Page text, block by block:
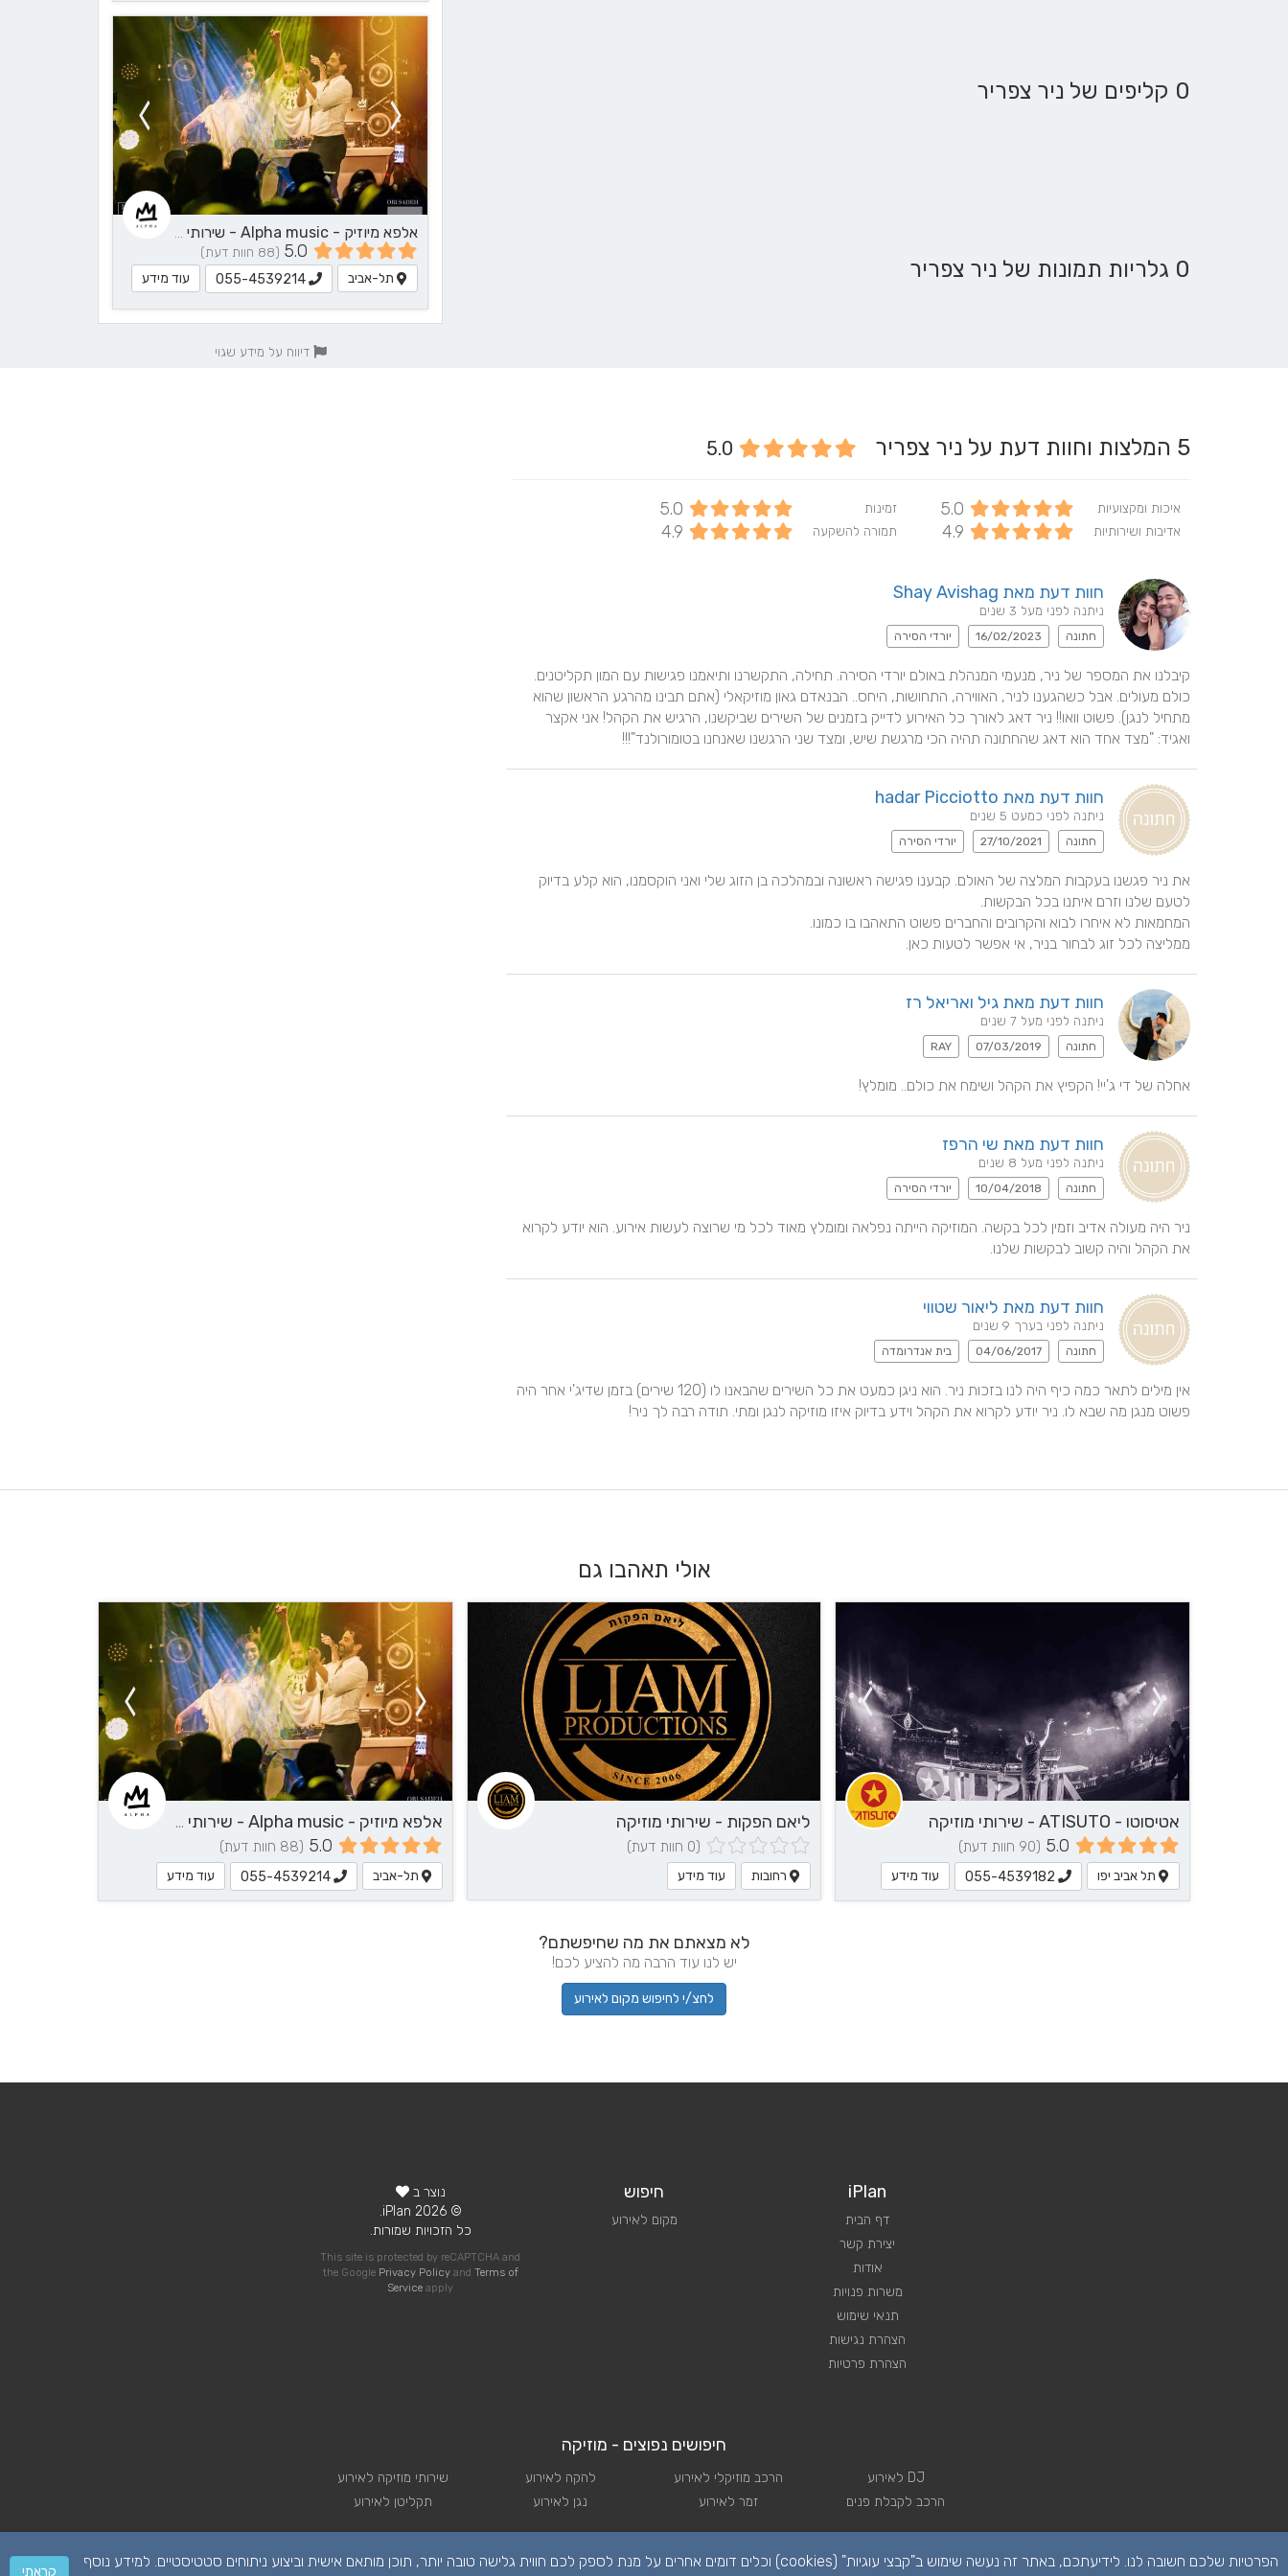
אלפא מיוזיק - Alpha music - שירותי מוזיקה
5.0 (88 חוות דעת)
תל-אביב 055-4539214 עוד מידע
דיווח על מידע שגוי
0 קליפים של ניר צפריר
0 גלריות תמונות של ניר צפריר
5 המלצות וחוות דעת על ניר צפריר 5.0
איכות ומקצועיות 5.0 זמינות 5.0
אדיבות ושירותיות 4.9 תמורה להשקעה 4.9
חוות דעת מאת Shay Avishag
ניתנה לפני מעל 3 שנים
חתונה 16/02/2023 יורדי הסירה
ואגיד: "מצד אחד הוא דאג שהחתונה תהיה הכי מרגשת שיש, ומצד שני הרגשנו שאנחנו בטומורולנד"!!!
חוות דעת מאת hadar Picciotto
ניתנה לפני כמעט 5 שנים
חתונה 27/10/2021 יורדי הסירה
ממליצה לכל זוג לבחור בניר, אי אפשר לטעות כאן.
חוות דעת מאת גיל ואריאל רז
ניתנה לפני מעל 7 שנים
חתונה 07/03/2019
RAY
אחלה של די ג'יי! הקפיץ את הקהל ושימח את כולם.. מומלץ!
חוות דעת מאת שי הרפז
ניתנה לפני מעל 8 שנים
חתונה 10/04/2018 יורדי הסירה
את הקהל והיה קשוב לבקשות שלנו.
חוות דעת מאת ליאור שטווי
ניתנה לפני בערך 9 שנים
חתונה 04/06/2017 בית אנדרומדה
פשוט מנגן מה שבא לו. ניר יודע לקרוא את הקהל וידע בדיוק איזו מוזיקה לנגן ומתי. תודה רבה לך ניר!
אולי תאהבו גם
עוד פרטים?
055-4539182
לחצ/י ליצירת קשר
אטיסוטו - ATISUTO - שירותי מוזיקה
5.0 (90 חוות דעת)
תל אביב יפו 055-4539182 עוד מידע
ליאם הפקות - שירותי מוזיקה
(0 חוות דעת)
רחובות עוד מידע
אלפא מיוזיק - Alpha music - שירותי מוזיקה
5.0 (88 חוות דעת)
תל-אביב 055-4539214 עוד מידע
לא מצאתם את מה שחיפשתם?
יש לנו עוד הרבה מה להציע לכם!
לחצ/י לחיפוש מקום לאירוע
iPlan
דף הבית
יצירת קשר
אודות
משרות פנויות
תנאי שימוש
הצהרת נגישות
הצהרת פרטיות
חיפוש
מקום לאירוע
נוצר ב
© 2026 iPlan.
כל הזכויות שמורות.
This site is protected by reCAPTCHA and
the Google Privacy Policyand Terms of
Service apply
חיפושים נפוצים - מוזיקה
DJ לאירוע
הרכב לקבלת פנים
הרכב מוזיקלי לאירוע
זמר לאירוע
להקה לאירוע
נגן לאירוע
שירותי מוזיקה לאירוע
תקליטן לאירוע
הפרטיות שלכם חשובה לנו. לידיעתכם, באתר זה נעשה שימוש ב"קבצי עוגיות" (cookies) וכלים דומים אחרים על מנת לספק לכם חווית גלישה טובה יותר, תוכן מותאם אישית וביצוע ניתוחים סטטיסטיים. למידע נוסף
קראתי